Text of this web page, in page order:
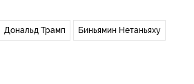
Дональд Трамп Биньямин Нетаньяху